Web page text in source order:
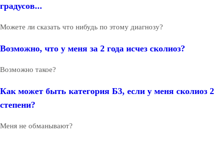
градусов...
Можете ли сказать что нибудь по этому диагнозу?
Возможно, что у меня за 2 года исчез сколиоз?
Возможно такое?
Как может быть категория Б3, если у меня сколиоз 2
степени?
Меня не обманывают?